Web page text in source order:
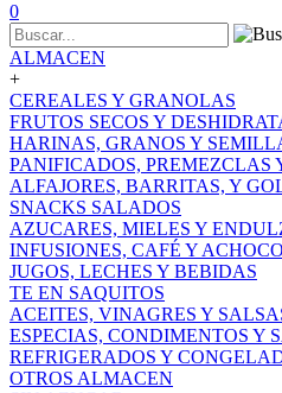
0
ALMACEN
+
CEREALES Y GRANOLAS
FRUTOS SECOS Y
HARINAS, GRANOS Y
PANIFICADOS, PREMEZCLAS
ALFAJORES, BARRITAS, Y
SNACKS SALADOS
AZUCARES, MIELES Y
INFUSIONES, CAFÉ Y
JUGOS, LECHES Y BEBIDAS
TE EN SAQUITOS
ACEITES, VINAGRES Y
ESPECIAS, CONDIMENTOS Y
REFRIGERADOS Y
OTROS ALMACEN